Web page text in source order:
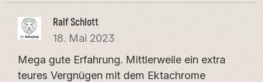
Ralf Schlott
18. Mai 2023
Mega gute Erfahrung. Mittlerweile ein extra
teures Vergnügen mit dem Ektachrome